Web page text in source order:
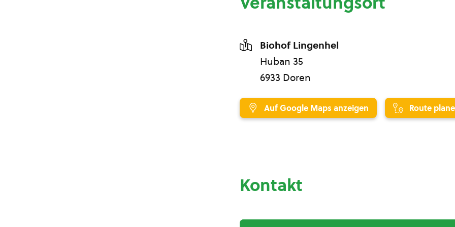
Biohof Lingenhel
Huban 35
6933 Doren
Auf Google Maps anzeigen Route
Kontakt